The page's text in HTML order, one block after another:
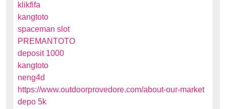
klikfifa
kangtoto
spaceman slot
PREMANTOTO
deposit 1000
kangtoto
neng4d
https://www.outdoorprovedore.com/about-our-market
depo 5k